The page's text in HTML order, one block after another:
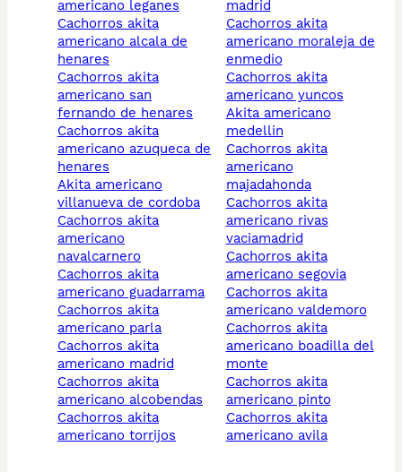
americano leganes
cachorros akita
americano alcala de
henares
cachorros akita
americano san
fernando de henares
cachorros akita
americano azuqueca de
henares
akita americano
villanueva de cordoba
cachorros akita
americano
navalcarnero
cachorros akita
americano guadarrama
cachorros akita
americano parla
cachorros akita
americano madrid
cachorros akita
americano alcobendas
cachorros akita
americano torrijos
madrid
cachorros akita
americano moraleja de
enmedio
cachorros akita
americano yuncos
akita americano
medellin
cachorros akita
americano
majadahonda
cachorros akita
americano rivas
vaciamadrid
cachorros akita
americano segovia
cachorros akita
americano valdemoro
cachorros akita
americano boadilla del
monte
cachorros akita
americano pinto
cachorros akita
americano avila